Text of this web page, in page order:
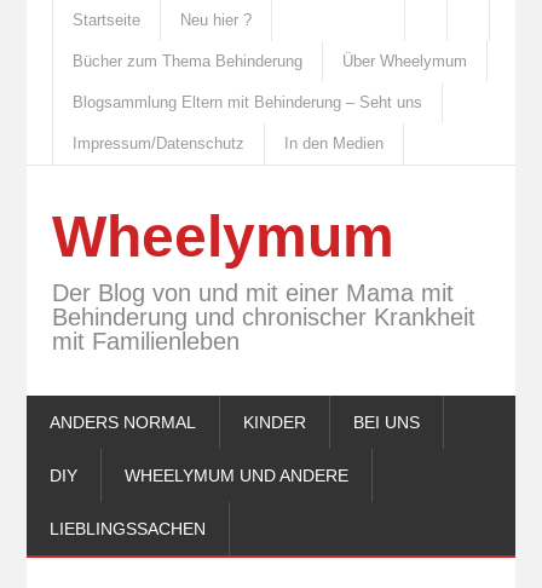
Startseite Neu hier ?
Bücher zum Thema Behinderung Über Wheelymum
Blogsammlung Eltern mit Behinderung – Seht uns
Impressum/Datenschutz In den Medien
Wheelymum
Der Blog von und mit einer Mama mit
Behinderung und chronischer Krankheit
mit Familienleben
ANDERS NORMAL KINDER BEI UNS
DIY WHEELYMUM UND ANDERE
LIEBLINGSSACHEN